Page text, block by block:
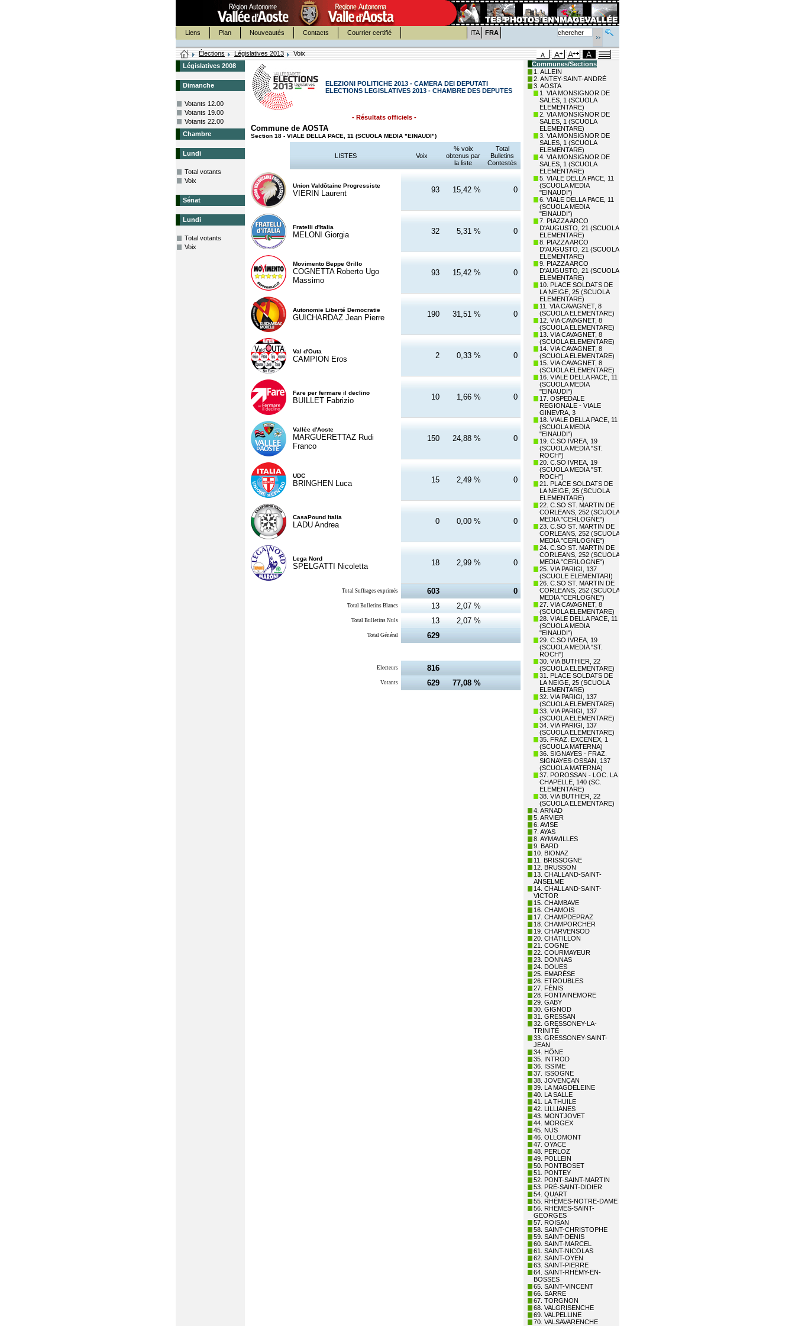
Liens Plan Nouveautés Contacts Courrier certifié ITA FRA
Élections Législatives 2013
Voix
Législatives 2008
Dimanche
Votants 12.00
Votants 19.00
Votants 22.00
Chambre
Lundi
Total votants
Voix
Sénat
Lundi
Total votants
Voix
ELEZIONI POLITICHE 2013 - CAMERA DEI DEPUTATI
ELECTIONS LEGISLATIVES 2013 - CHAMBRE DES DEPUTES
- Résultats officiels -
Commune de AOSTA
Section 18 - VIALE DELLA PACE, 11 (SCUOLA MEDIA "EINAUDI")
LISTES Voix
% voix
obtenus par
la liste
Total
Bulletins
Contestés
Union Valdôtaine Progressiste
VIERIN Laurent 93 15,42 % 0
Fratelli d'Italia
MELONI Giorgia 32 5,31 % 0
Movimento Beppe Grillo
COGNETTA Roberto Ugo
Massimo
93 15,42 % 0
Autonomie Liberté Democratie
GUICHARDAZ Jean Pierre 190 31,51 % 0
Val d'Outa
CAMPION Eros 2 0,33 % 0
Fare per fermare il declino
BUILLET Fabrizio 10 1,66 % 0
Vallée d'Aoste
MARGUERETTAZ Rudi
Franco
150 24,88 % 0
UDC
BRINGHEN Luca 15 2,49 % 0
CasaPound Italia
LADU Andrea 0 0,00 % 0
Lega Nord
SPELGATTI Nicoletta 18 2,99 % 0
Total Suffrages exprimés 603 0
Total Bulletins Blancs 13 2,07 %
Total Bulletins Nuls 13 2,07 %
Total Général 629
Electeurs 816
Votants 629 77,08 %
Communes/Sections
1. ALLEIN
2. ANTEY-SAINT-ANDRÉ
3. AOSTA
1. VIA MONSIGNOR DE
SALES, 1 (SCUOLA
ELEMENTARE)
2. VIA MONSIGNOR DE
SALES, 1 (SCUOLA
ELEMENTARE)
3. VIA MONSIGNOR DE
SALES, 1 (SCUOLA
ELEMENTARE)
4. VIA MONSIGNOR DE
SALES, 1 (SCUOLA
ELEMENTARE)
5. VIALE DELLA PACE, 11
(SCUOLA MEDIA
"EINAUDI")
6. VIALE DELLA PACE, 11
(SCUOLA MEDIA
"EINAUDI")
7. PIAZZA ARCO
D'AUGUSTO, 21 (SCUOLA
ELEMENTARE)
8. PIAZZA ARCO
D'AUGUSTO, 21 (SCUOLA
ELEMENTARE)
9. PIAZZA ARCO
D'AUGUSTO, 21 (SCUOLA
ELEMENTARE)
10. PLACE SOLDATS DE
LA NEIGE, 25 (SCUOLA
ELEMENTARE)
11. VIA CAVAGNET, 8
(SCUOLA ELEMENTARE)
12. VIA CAVAGNET, 8
(SCUOLA ELEMENTARE)
13. VIA CAVAGNET, 8
(SCUOLA ELEMENTARE)
14. VIA CAVAGNET, 8
(SCUOLA ELEMENTARE)
15. VIA CAVAGNET, 8
(SCUOLA ELEMENTARE)
16. VIALE DELLA PACE, 11
(SCUOLA MEDIA
"EINAUDI")
17. OSPEDALE
REGIONALE - VIALE
GINEVRA, 3
18. VIALE DELLA PACE, 11
(SCUOLA MEDIA
"EINAUDI")
19. C.SO IVREA, 19
(SCUOLA MEDIA "ST.
ROCH")
20. C.SO IVREA, 19
(SCUOLA MEDIA "ST.
ROCH")
21. PLACE SOLDATS DE
LA NEIGE, 25 (SCUOLA
ELEMENTARE)
22. C.SO ST. MARTIN DE
CORLEANS, 252 (SCUOLA
MEDIA "CERLOGNE")
23. C.SO ST. MARTIN DE
CORLEANS, 252 (SCUOLA
MEDIA "CERLOGNE")
24. C.SO ST. MARTIN DE
CORLEANS, 252 (SCUOLA
MEDIA "CERLOGNE")
25. VIA PARIGI, 137
(SCUOLE ELEMENTARI)
26. C.SO ST. MARTIN DE
CORLEANS, 252 (SCUOLA
MEDIA "CERLOGNE")
27. VIA CAVAGNET, 8
(SCUOLA ELEMENTARE)
28. VIALE DELLA PACE, 11
(SCUOLA MEDIA
"EINAUDI")
29. C.SO IVREA, 19
(SCUOLA MEDIA "ST.
ROCH")
30. VIA BUTHIER, 22
(SCUOLA ELEMENTARE)
31. PLACE SOLDATS DE
LA NEIGE, 25 (SCUOLA
ELEMENTARE)
32. VIA PARIGI, 137
(SCUOLA ELEMENTARE)
33. VIA PARIGI, 137
(SCUOLA ELEMENTARE)
34. VIA PARIGI, 137
(SCUOLA ELEMENTARE)
35. FRAZ. EXCENEX, 1
(SCUOLA MATERNA)
36. SIGNAYES - FRAZ.
SIGNAYES-OSSAN, 137
(SCUOLA MATERNA)
37. POROSSAN - LOC. LA
CHAPELLE, 140 (SC.
ELEMENTARE)
38. VIA BUTHIER, 22
(SCUOLA ELEMENTARE)
4. ARNAD
5. ARVIER
6. AVISE
7. AYAS
8. AYMAVILLES
9. BARD
10. BIONAZ
11. BRISSOGNE
12. BRUSSON
13. CHALLAND-SAINT-
ANSELME
14. CHALLAND-SAINT-
VICTOR
15. CHAMBAVE
16. CHAMOIS
17. CHAMPDEPRAZ
18. CHAMPORCHER
19. CHARVENSOD
20. CHÂTILLON
21. COGNE
22. COURMAYEUR
23. DONNAS
24. DOUES
25. EMARÈSE
26. ETROUBLES
27. FÉNIS
28. FONTAINEMORE
29. GABY
30. GIGNOD
31. GRESSAN
32. GRESSONEY-LA-
TRINITÉ
33. GRESSONEY-SAINT-
JEAN
34. HÔNE
35. INTROD
36. ISSIME
37. ISSOGNE
38. JOVENÇAN
39. LA MAGDELEINE
40. LA SALLE
41. LA THUILE
42. LILLIANES
43. MONTJOVET
44. MORGEX
45. NUS
46. OLLOMONT
47. OYACE
48. PERLOZ
49. POLLEIN
50. PONTBOSET
51. PONTEY
52. PONT-SAINT-MARTIN
53. PRÉ-SAINT-DIDIER
54. QUART
55. RHÊMES-NOTRE-DAME
56. RHÊMES-SAINT-
GEORGES
57. ROISAN
58. SAINT-CHRISTOPHE
59. SAINT-DENIS
60. SAINT-MARCEL
61. SAINT-NICOLAS
62. SAINT-OYEN
63. SAINT-PIERRE
64. SAINT-RHÉMY-EN-
BOSSES
65. SAINT-VINCENT
66. SARRE
67. TORGNON
68. VALGRISENCHE
69. VALPELLINE
70. VALSAVARENCHE